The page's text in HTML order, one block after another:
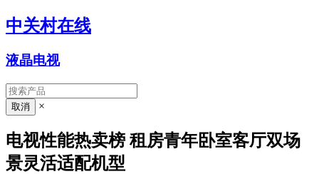
中关村在线
液晶电视
×
电视性能热卖榜 租房青年卧室客厅双场
景灵活适配机型